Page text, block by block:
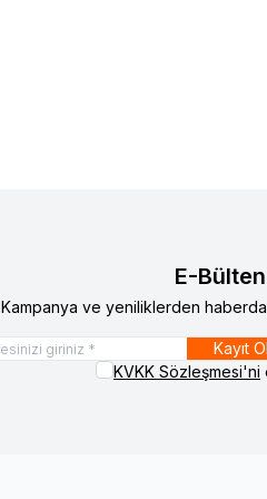
E-
Kampanya ve yeniliklerden
Kayıt Ol
KVKK Sözleşmesi'ni